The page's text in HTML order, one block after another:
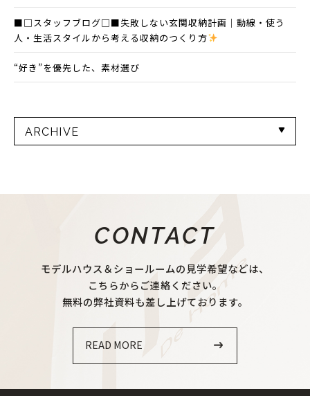
■□スタッフブログ□■失敗しない玄関収納計画｜動線・使う
人・生活スタイルから考える収納のつくり方
“好き”を優先した、素材選び
ARCHIVE
CONTACT
モデルハウス＆ショールームの見学希望などは、
こちらからご連絡ください。
無料の弊社資料も差し上げております。
READ MORE